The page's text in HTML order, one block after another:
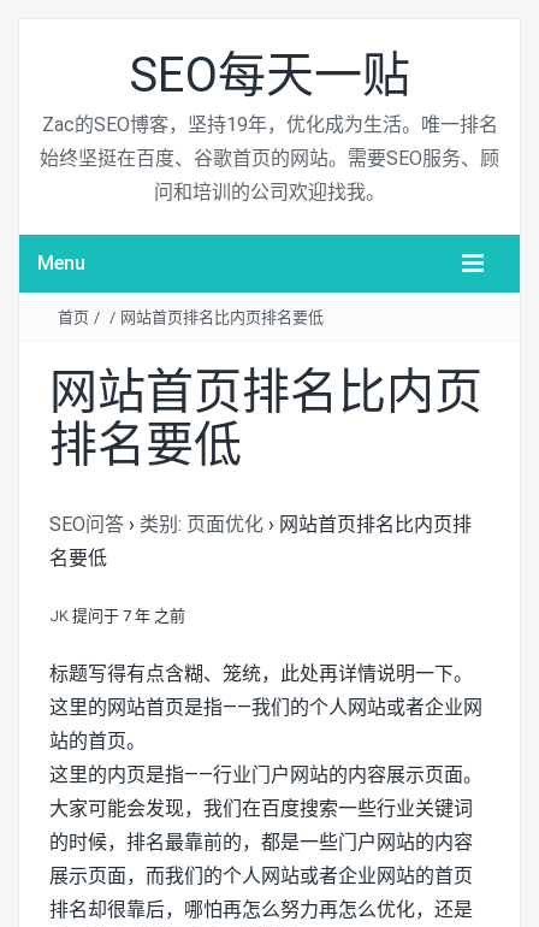
SEO每天一贴
Zac的SEO博客，坚持19年，优化成为生活。唯一排名
始终坚挺在百度、谷歌首页的网站。需要SEO服务、顾
问和培训的公司欢迎找我。
Menu
首页 / / 网站首页排名比内页排名要低
网站首页排名比内页
排名要低
SEO问答 › 类别: 页面优化 › 网站首页排名比内页排
名要低
JK 提问于 7 年 之前
标题写得有点含糊、笼统，此处再详情说明一下。
这里的网站首页是指——我们的个人网站或者企业网
站的首页。
这里的内页是指——行业门户网站的内容展示页面。
大家可能会发现，我们在百度搜索一些行业关键词
的时候，排名最靠前的，都是一些门户网站的内容
展示页面，而我们的个人网站或者企业网站的首页
排名却很靠后，哪怕再怎么努力再怎么优化，还是